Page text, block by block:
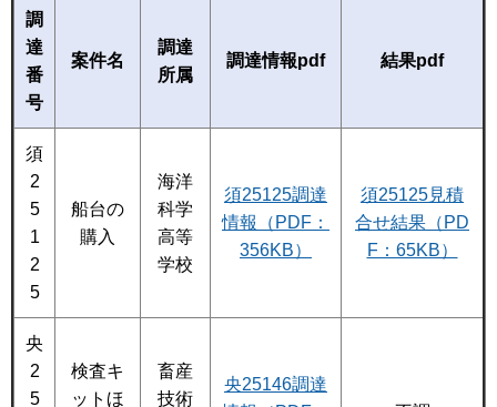
調
達
番
号
案件名
調達
所属
調達情報pdf 結果pdf
須
2
5
1
2
5
船台の
購入
海洋
科学
高等
学校
須25125調達
情報（PDF：
356KB）
須25125見積
合せ結果（PD
F：65KB）
央
2
5
検査キ
ットほ
畜産
技術
央25146調達